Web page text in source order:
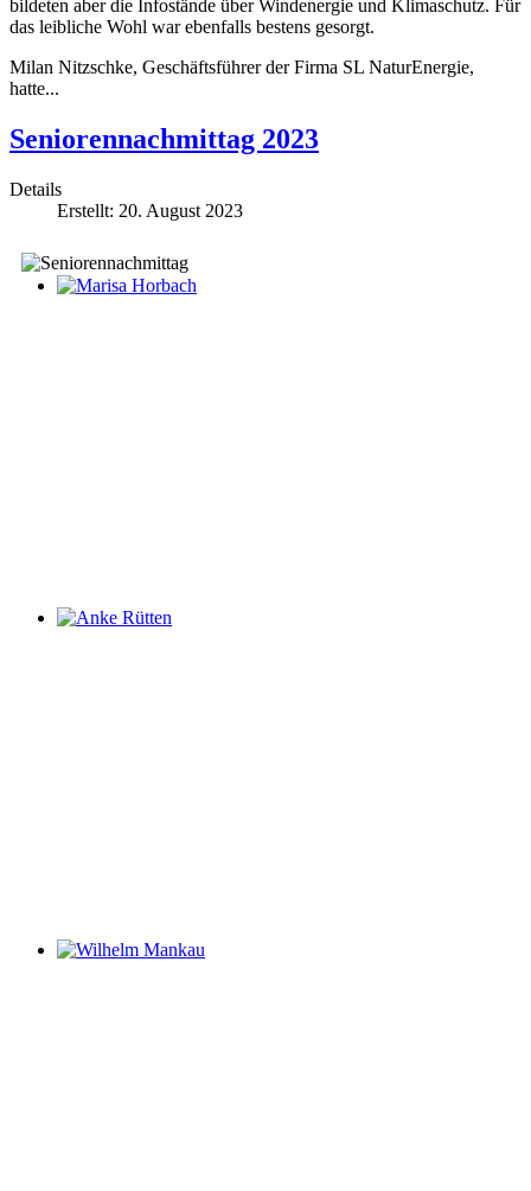
bildeten aber die Infostände über Windenergie und Klimaschutz. Für
das leibliche Wohl war ebenfalls bestens gesorgt.
Milan Nitzschke, Geschäftsführer der Firma SL NaturEnergie,
hatte...
Seniorennachmittag 2023
Details
Erstellt: 20. August 2023